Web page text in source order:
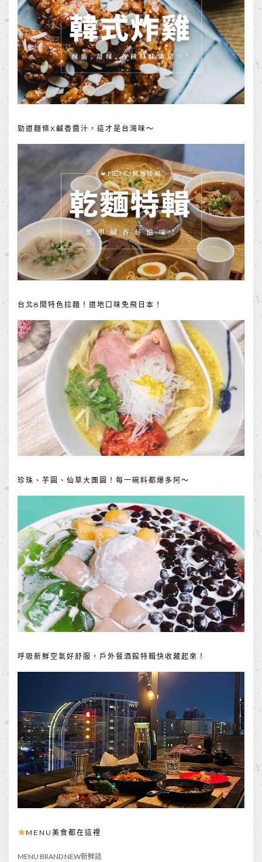
勁道麵條X鹹香醬汁，這才是台灣味～
台北8間特色拉麵！道地口味免飛日本！
珍珠、芋圓、仙草大團圓！每一碗料都爆多阿～
呼吸新鮮空氣好舒服，戶外餐酒館特輯快收藏起來！
MENU美食都在這裡
MENU BRAND NEW新鮮誌